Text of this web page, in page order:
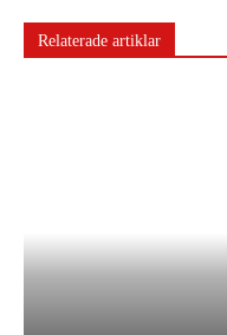
Relaterade artiklar